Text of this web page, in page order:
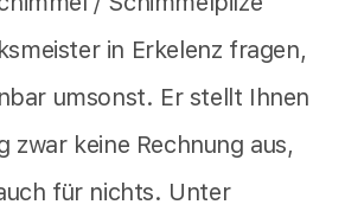
in Erkelenz fragen,
umsonst. Er stellt Ihnen
zwar keine Rechnung aus,
für nichts. Unter